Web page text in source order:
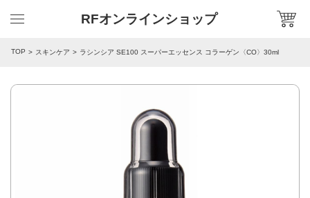
RFオンラインショップ
TOP スキンケア ラシンシア SE100 スーパーエッセンス コラーゲン〈CO〉30ml